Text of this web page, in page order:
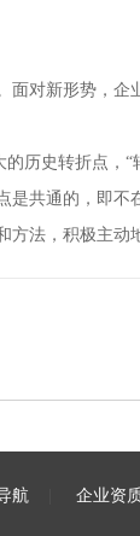
面对新形势，
历史转折点
的，即不在
法，积极主动
航 企业资